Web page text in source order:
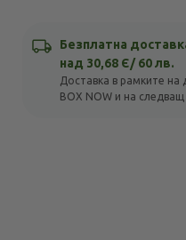
Безплатна
над 30,68 Є/ 60 лв.
Доставка в рамките на
BOX NOW и на